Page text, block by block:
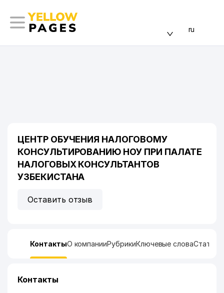
ru
ЦЕНТР ОБУЧЕНИЯ НАЛОГОВОМУ
КОНСУЛЬТИРОВАНИЮ НОУ ПРИ ПАЛАТЕ
НАЛОГОВЫХ КОНСУЛЬТАНТОВ
УЗБЕКИСТАНА
Оставить отзыв
КонтактыО компанииРубрикиКлючевые слова
Контакты